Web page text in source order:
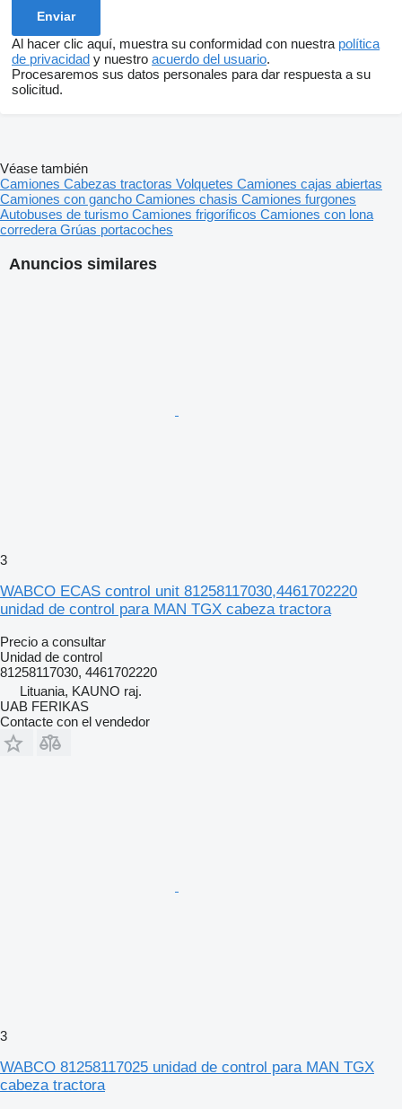
Al hacer clic aquí, muestra su conformidad con nuestra política
de privacidad y nuestro acuerdo del usuario.
Procesaremos sus datos personales para dar respuesta a su
solicitud.
Anuncios similares
3
WABCO ECAS control unit 81258117030,4461702220
unidad de control para MAN TGX cabeza tractora
Precio a consultar
Unidad de control
81258117030, 4461702220
Lituania, KAUNO raj.
UAB FERIKAS
Contacte con el vendedor
3
WABCO 81258117025 unidad de control para MAN TGX
cabeza tractora
Véase también
Camiones Cabezas tractoras Volquetes Camiones cajas abiertas
Camiones con gancho Camiones chasis Camiones furgones
Autobuses de turismo Camiones frigoríficos Camiones con lona
corredera Grúas portacoches